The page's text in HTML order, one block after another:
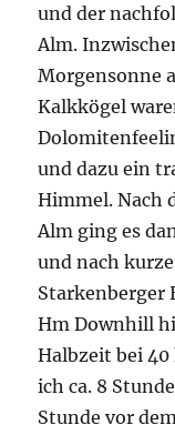
Starkenberger
Hm Downhill
Halbzeit bei 40
ich ca. 8
Stunde vor
einer meiner
ja nur 40 km
Es folgten nun
dennoch ging
Am
gönnte mir ein